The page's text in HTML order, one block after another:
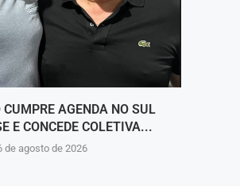
AGENDA NO SUL
E CONCEDE COLETIVA...
de agosto de 2026